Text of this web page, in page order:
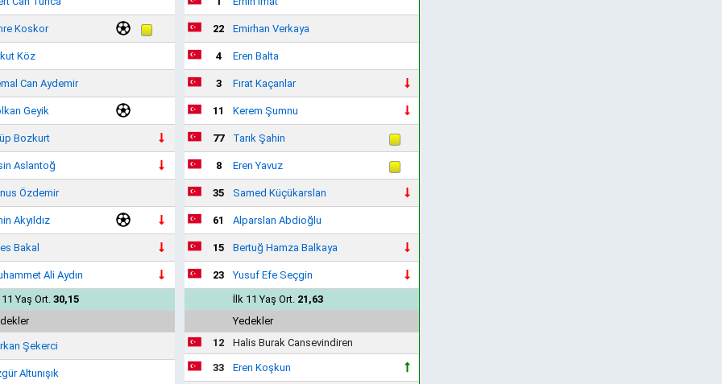
Koskor
Köz
Can Aydemir
Geyik
Bozkurt
Aslantoğ
Özdemir
Akyıldız
Bakal
Ali Aydın
Yaş Ort. 30,15
Şekerci
Altunışık
22 Emirhan Verkaya
4 Eren Balta
3 Fırat Kaçanlar
11 Kerem Şumnu
77 Tarık Şahin
8 Eren Yavuz
35 Samed Küçükarslan
61 Alparslan Abdioğlu
15 Bertuğ Hamza Balkaya
23
Yusuf Efe Seçgin
İlk 11 Yaş Ort. 21,63
Yedekler
12
Halis Burak Cansevindiren
33
Eren Koşkun